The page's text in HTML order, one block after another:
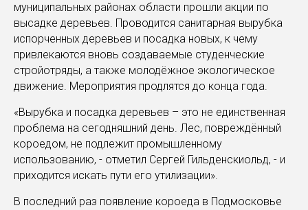
муниципальных районах области прошли акции по
высадке деревьев. Проводится санитарная вырубка
испорченных деревьев и посадка новых, к чему
привлекаются вновь создаваемые студенческие
стройотряды, а также молодёжное экологическое
движение. Мероприятия продлятся до конца года.
«Вырубка и посадка деревьев – это не единственная
проблема на сегодняшний день. Лес, повреждённый
короедом, не подлежит промышленному
использованию, - отметил Сергей Гильденскиольд, - и
приходится искать пути его утилизации».
В последний раз появление короеда в Подмосковье